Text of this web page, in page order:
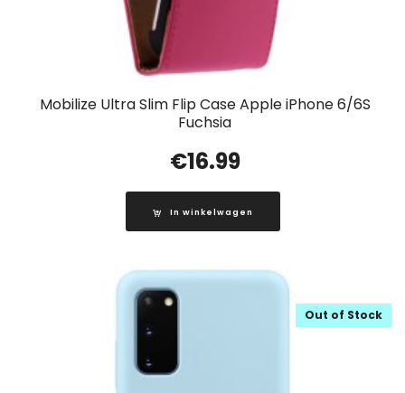
Mobilize Ultra Slim Flip Case Apple iPhone 6/6S
Fuchsia
€16.99
In winkelwagen
Out of Stock